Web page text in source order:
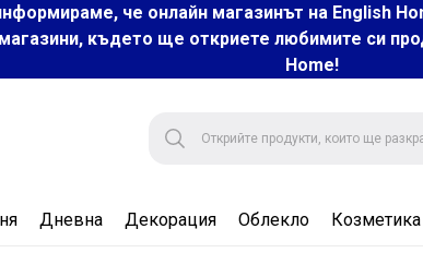
че онлайн магазинът на English
където ще откриете любимите си
Home!
Дневна Декорация Облекло Козметика